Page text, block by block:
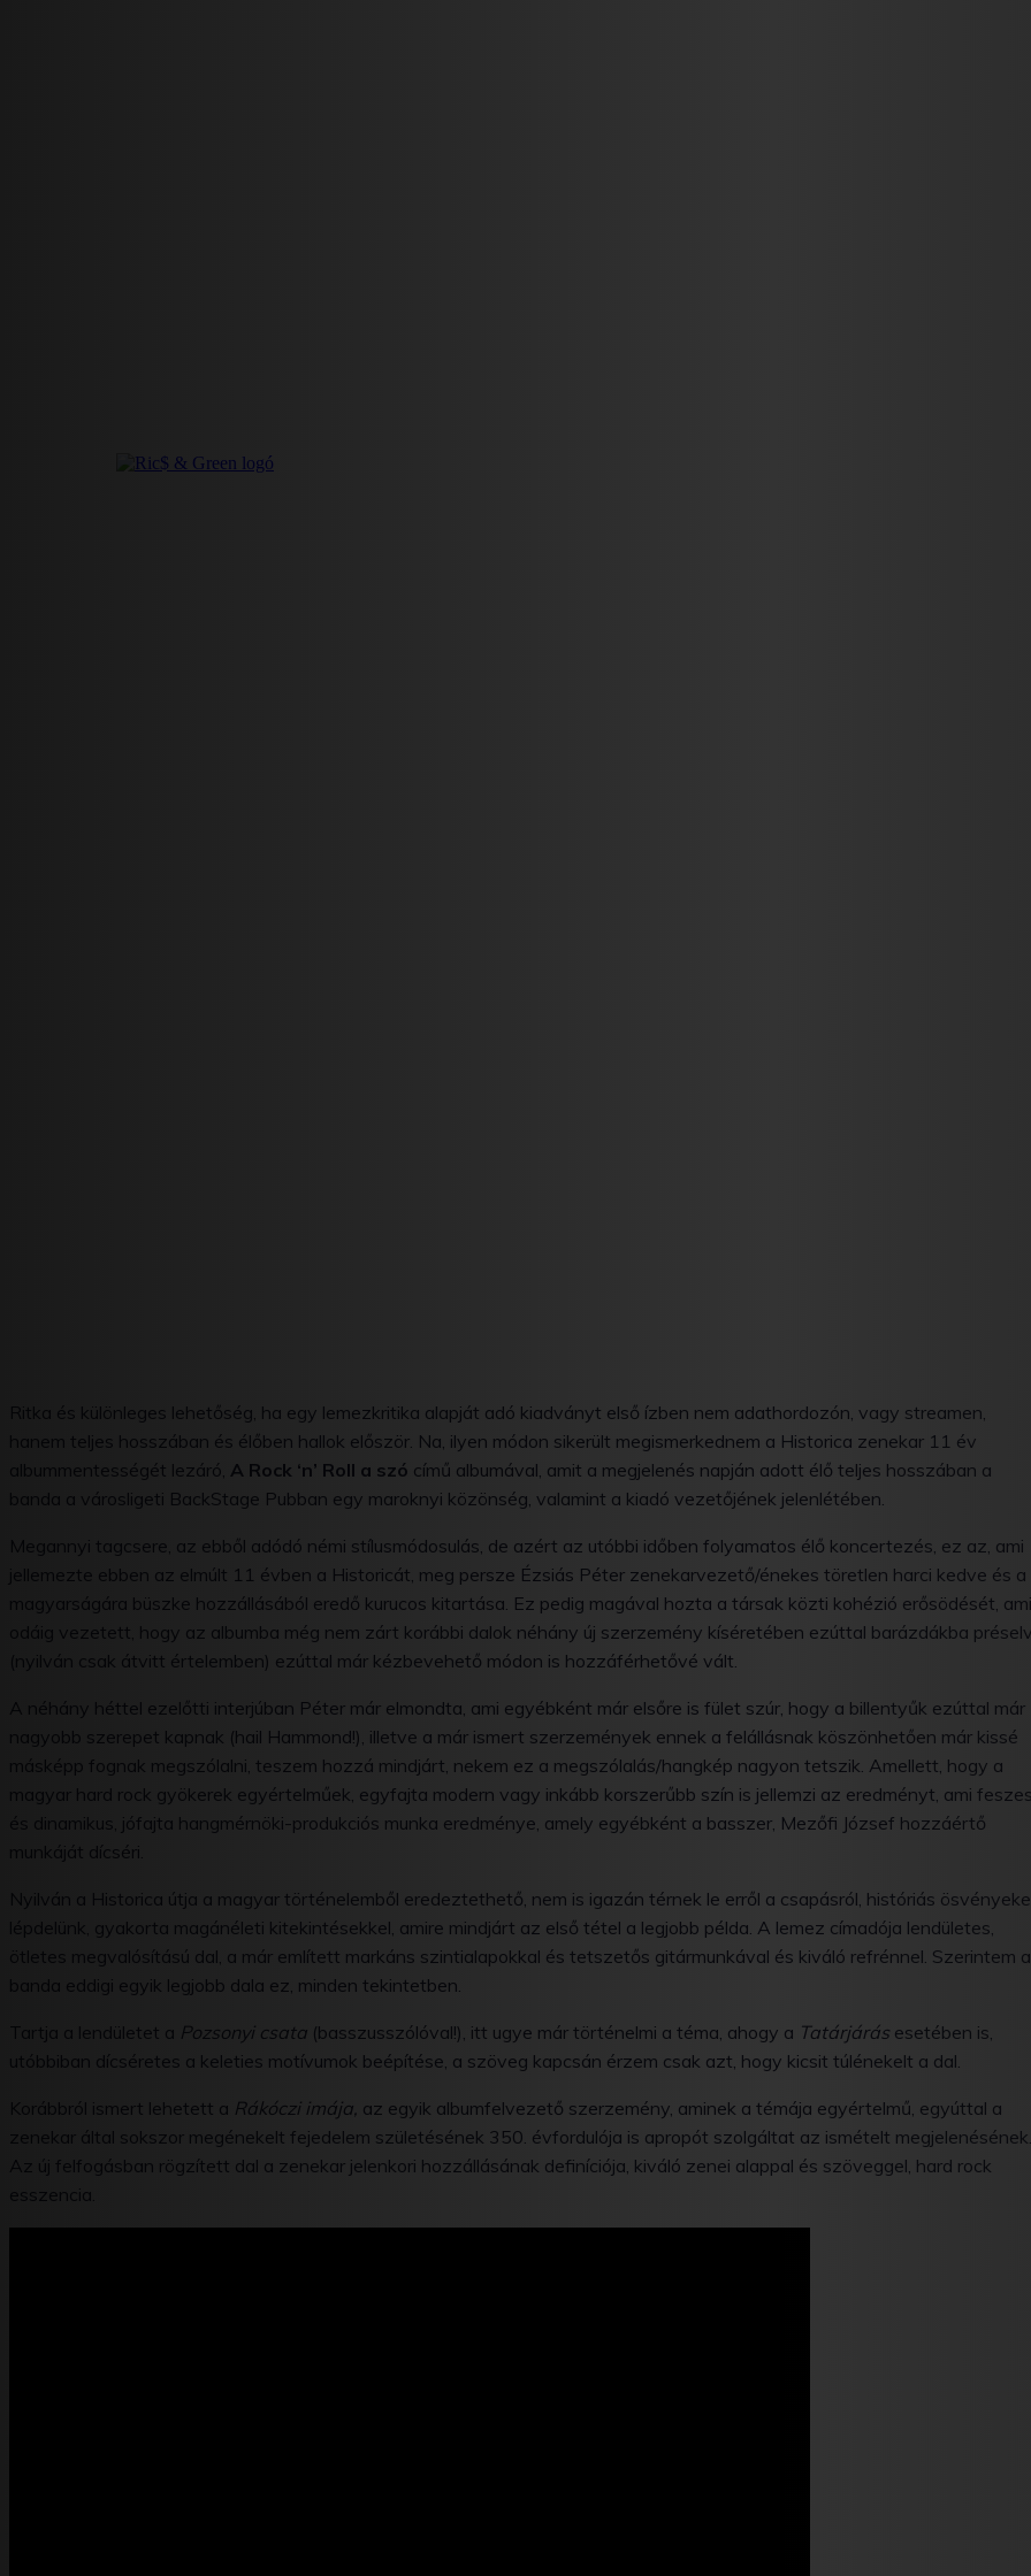
Ritka és különleges lehetőség, ha egy lemezkritika alapját adó kiadványt első ízben nem adathordozón, vagy streamen,
hanem teljes hosszában és élőben hallok először. Na, ilyen módon sikerült megismerkednem a Historica zenekar 11 év
albummentességét lezáró, A Rock ‘n’ Roll a szó című albumával, amit a megjelenés napján adott élő teljes hosszában a
banda a városligeti BackStage Pubban egy maroknyi közönség, valamint a kiadó vezetőjének jelenlétében.
Megannyi tagcsere, az ebből adódó némi stílusmódosulás, de azért az utóbbi időben folyamatos élő koncertezés, ez az, ami
jellemezte ebben az elmúlt 11 évben a Historicát, meg persze Ézsiás Péter zenekarvezető/énekes töretlen harci kedve és a
magyarságára büszke hozzállásából eredő kurucos kitartása. Ez pedig magával hozta a társak közti kohézió erősödését, ami
odáig vezetett, hogy az albumba még nem zárt korábbi dalok néhány új szerzemény kíséretében ezúttal barázdákba
(nyilván csak átvitt értelemben) ezúttal már kézbevehető módon is hozzáférhetővé vált.
A néhány héttel ezelőtti interjúban Péter már elmondta, ami egyébként már elsőre is fület szúr, hogy a billentyűk ezúttal már
nagyobb szerepet kapnak (hail Hammond!), illetve a már ismert szerzemények ennek a felállásnak köszönhetően már kissé
másképp fognak megszólalni, teszem hozzá mindjárt, nekem ez a megszólalás/hangkép nagyon tetszik. Amellett, hogy a
magyar hard rock gyökerek egyértelműek, egyfajta modern vagy inkább korszerűbb szín is jellemzi az eredményt, ami
és dinamikus, jófajta hangmérnöki-produkciós munka eredménye, amely egyébként a basszer, Mezőfi József hozzáértő
munkáját dícséri.
Nyilván a Historica útja a magyar történelemből eredeztethető, nem is igazán térnek le erről a csapásról, históriás
lépdelünk, gyakorta magánéleti kitekintésekkel, amire mindjárt az első tétel a legjobb példa. A lemez címadója lendületes,
ötletes megvalósítású dal, a már említett markáns szintialapokkal és tetszetős gitármunkával és kiváló refrénnel. Szerintem a
banda eddigi egyik legjobb dala ez, minden tekintetben.
Tartja a lendületet a Pozsonyi csata (basszusszólóval!), itt ugye már történelmi a téma, ahogy a Tatárjárás esetében is,
utóbbiban dícséretes a keleties motívumok beépítése, a szöveg kapcsán érzem csak azt, hogy kicsit túlénekelt a dal.
Korábbról ismert lehetett a Rákóczi imája, az egyik albumfelvezető szerzemény, aminek a témája egyértelmű, egyúttal a
zenekar által sokszor megénekelt fejedelem születésének 350. évfordulója is apropót szolgáltat az ismételt megjelenésének.
Az új felfogásban rögzített dal a zenekar jelenkori hozzállásának definíciója, kiváló zenei alappal és szöveggel, hard rock
esszencia.